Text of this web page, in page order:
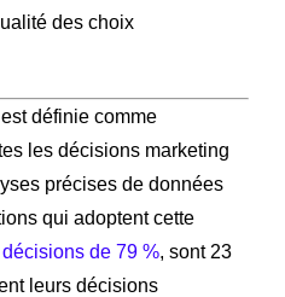
des choix
définie comme
les décisions marketing
précises de données
qui adoptent cette
de 79 %, sont 23
leurs décisions